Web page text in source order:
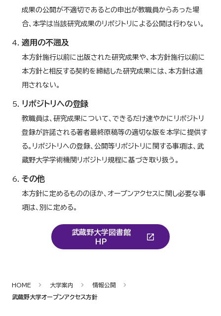
成果の公開が不適切であるとの申出が教職員からあった場
合、本学は当該研究成果のリポジトリによる公開は行わない。
適用の不遡及
本方針施行以前に出版された研究成果や、本方針施行以前に
本方針と相反する契約を締結した研究成果には、本方針は適
用されない。
リポジトリへの登録
教職員は、研究成果について、できるだけ速やかにリポジトリ
登録が許諾される著者最終原稿等の適切な版を本学に提供す
る。リポジトリへの登録、公開等リポジトリに関する事項は、武
蔵野大学学術機関リポジトリ規程に基づき取り扱う。
その他
本方針に定めるもののほか、オープンアクセスに関し必要な事
項は、別に定める。
武蔵野大学図書館
HP
HOME 大学案内
情報公開
武蔵野大学オープンアクセス方針